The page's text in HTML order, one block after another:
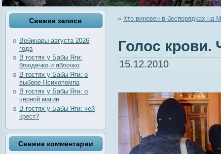
Свежие записи
Вебинары августа 2026
года
В гостях у Бабы Яги:
блюдечко и яблочко
В гостях у Бабы Яги: о
выборе Психопомпа
В гостях у Бабы Яги: о
черной магии
В гостях у Бабы Яги: чей
крест?
Свежие комментарии
« Кто виновен в беспорядках на
Голос крови.
15.12.2010